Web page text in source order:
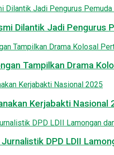
Dilantik Jadi Pengurus
Tampilkan Drama
Kerjabakti Nasional
DPD LDII